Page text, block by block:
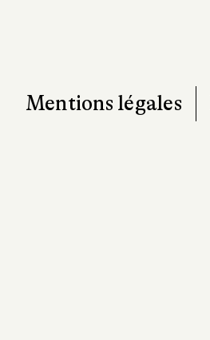
Mentions légales